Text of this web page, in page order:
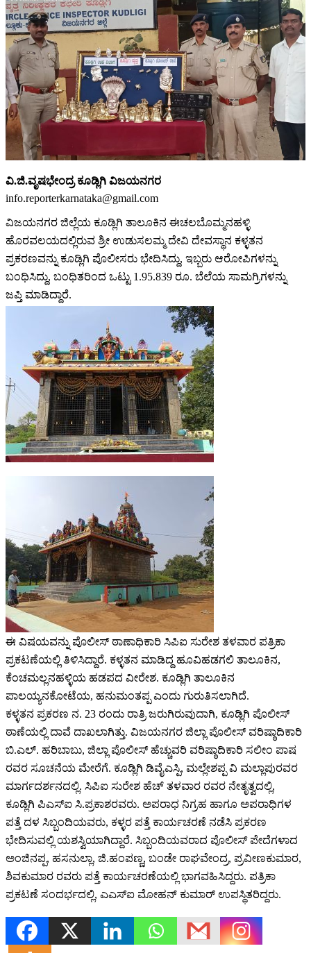
ವಿ.ಜಿ.ವೃಷಭೇಂದ್ರ ಕೂಡ್ಲಿಗಿ ವಿಜಯನಗರ
info.reporterkarnataka@gmail.com
ವಿಜಯನಗರ ಜಿಲ್ಲೆಯ ಕೂಡ್ಲಿಗಿ ತಾಲೂಕಿನ ಈಚಲಬೊಮ್ಮನಹಳ್ಳಿ
ಹೊರವಲಯದಲ್ಲಿರುವ ಶ್ರೀ ಉಡುಸಲಮ್ಮ ದೇವಿ ದೇವಸ್ಥಾನ ಕಳ್ಳತನ
ಪ್ರಕರಣವನ್ನು ಕೂಡ್ಲಿಗಿ ಪೊಲೀಸರು ಭೇದಿಸಿದ್ದು, ಇಬ್ಬರು ಆರೋಪಿಗಳನ್ನು
ಬಂಧಿಸಿದ್ದು, ಬಂಧಿತರಿಂದ ಒಟ್ಟು 1.95.839 ರೂ. ಬೆಲೆಯ ಸಾಮಗ್ರಿಗಳನ್ನು
ಜಪ್ತಿ ಮಾಡಿದ್ದಾರೆ.
ಈ ವಿಷಯವನ್ನು ಪೊಲೀಸ್ ಠಾಣಾಧಿಕಾರಿ ಸಿಪಿಐ ಸುರೇಶ ತಳವಾರ ಪತ್ರಿಕಾ
ಪ್ರಕಟಣೆಯಲ್ಲಿ ತಿಳಿಸಿದ್ದಾರೆ. ಕಳ್ಳತನ ಮಾಡಿದ್ದ ಹೂವಿಹಡಗಲಿ ತಾಲೂಕಿನ,
ಕೆಂಚಮಲ್ಲನಹಳ್ಳಿಯ ಹಡಪದ ವೀರೇಶ. ಕೂಡ್ಲಿಗಿ ತಾಲೂಕಿನ
ಪಾಲಯ್ಯನಕೋಟೆಯ, ಹನುಮಂತಪ್ಪ ಎಂದು ಗುರುತಿಸಲಾಗಿದೆ.
ಕಳ್ಳತನ ಪ್ರಕರಣ ನ. 23 ರಂದು ರಾತ್ರಿ ಜರುಗಿರುವುದಾಗಿ, ಕೂಡ್ಲಿಗಿ ಪೊಲೀಸ್
ಠಾಣೆಯಲ್ಲಿ ದಾವೆ ದಾಖಲಾಗಿತ್ತು. ವಿಜಯನಗರ ಜಿಲ್ಲಾ ಪೊಲೀಸ್ ವರಿಷ್ಠಾದಿಕಾರಿ
ಬಿ.ಎಲ್. ಹರಿಬಾಬು, ಜಿಲ್ಲಾ ಪೊಲೀಸ್ ಹೆಚ್ಚುವರಿ ವರಿಷ್ಠಾದಿಕಾರಿ ಸಲೀಂ ಪಾಷ
ರವರ ಸೂಚನೆಯ ಮೇರೆಗೆ. ಕೂಡ್ಲಿಗಿ ಡಿವೈಎಸ್ಪಿ, ಮಲ್ಲೇಶಪ್ಪ ವಿ ಮಲ್ಲಾಪುರವರ
ಮಾರ್ಗದರ್ಶನದಲ್ಲಿ. ಸಿಪಿಐ ಸುರೇಶ ಹೆಚ್ ತಳವಾರ ರವರ ನೇತೃತ್ವದಲ್ಲಿ,
ಕೂಡ್ಲಿಗಿ ಪಿಎಸ್ಐ ಸಿ.ಪ್ರಕಾಶರವರು. ಅಪರಾಧ ನಿಗ್ರಹ ಹಾಗೂ ಅಪರಾಧಿಗಳ
ಪತ್ತೆ ದಳ ಸಿಬ್ಬಂದಿಯವರು, ಕಳ್ಳರ ಪತ್ತೆ ಕಾರ್ಯಚರಣೆ ನಡೆಸಿ ಪ್ರಕರಣ
ಭೇದಿಸುವಲ್ಲಿ ಯಶಸ್ವಿಯಾಗಿದ್ದಾರೆ. ಸಿಬ್ಬಂದಿಯವರಾದ ಪೊಲೀಸ್ ಪೇದೆಗಳಾದ
ಅಂಜಿನಪ್ಪ, ಹಸನುಲ್ಲಾ, ಜಿ.ಹಂಪಣ್ಣ, ಬಂಡೇ ರಾಘವೇಂದ್ರ, ಪ್ರವೀಣಕುಮಾರ,
ಶಿವಕುಮಾರ ರವರು ಪತ್ತೆ ಕಾರ್ಯಚರಣೆಯಲ್ಲಿ ಭಾಗವಹಿಸಿದ್ದರು. ಪತ್ರಿಕಾ
ಪ್ರಕಟಣೆ ಸಂದರ್ಭದಲ್ಲಿ, ಎಎಸ್ಐ ಮೋಹನ್ ಕುಮಾರ್ ಉಪಸ್ಥಿತರಿದ್ದರು.